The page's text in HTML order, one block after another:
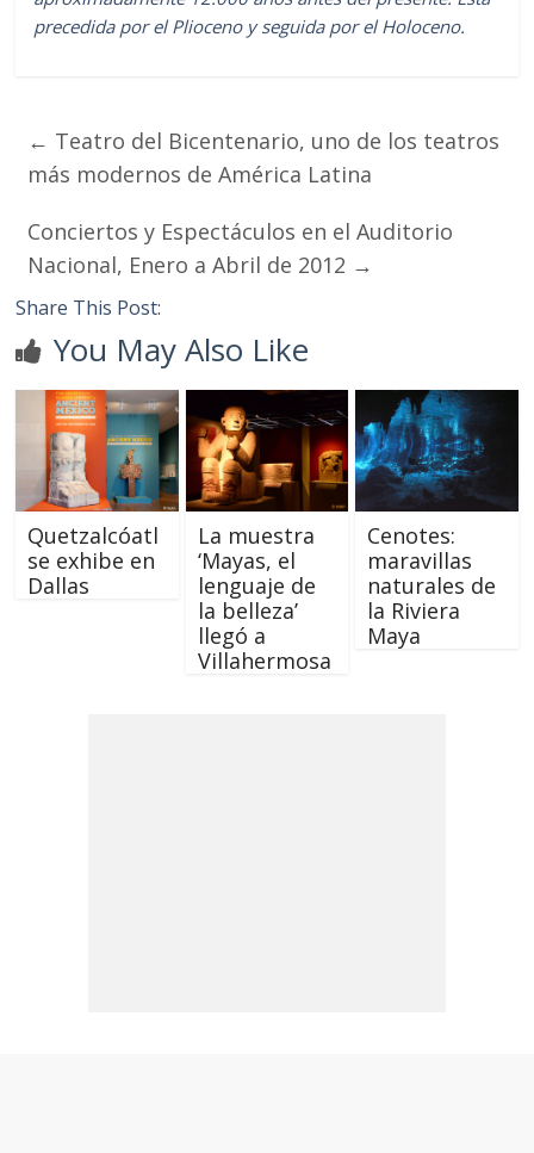
precedida por el Plioceno y seguida por el Holoceno.
← Teatro del Bicentenario, uno de los teatros
más modernos de América Latina
Conciertos y Espectáculos en el Auditorio
Nacional, Enero a Abril de 2012 →
Share This Post:
You May Also Like
Quetzalcóatl
se exhibe en
Dallas
La muestra
‘Mayas, el
lenguaje de
la belleza’
llegó a
Villahermosa
Cenotes:
maravillas
naturales de
la Riviera
Maya